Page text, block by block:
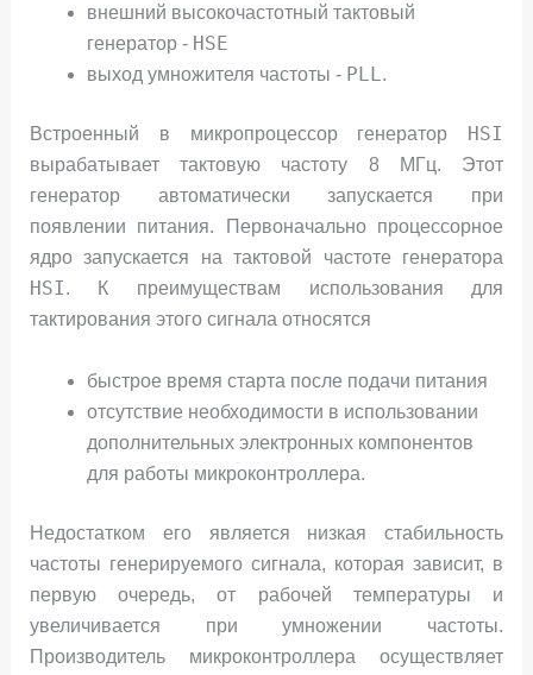
внешний высокочастотный тактовый
генератор - HSE
выход умножителя частоты - PLL.
Встроенный в микропроцессор генератор HSI
вырабатывает тактовую частоту 8 МГц. Этот
генератор автоматически запускается при
появлении питания. Первоначально процессорное
ядро запускается на тактовой частоте генератора
HSI. К преимуществам использования для
тактирования этого сигнала относятся
быстрое время старта после подачи питания
отсутствие необходимости в использовании
дополнительных электронных компонентов
для работы микроконтроллера.
Недостатком его является низкая стабильность
частоты генерируемого сигнала, которая зависит, в
первую очередь, от рабочей температуры и
увеличивается при умножении частоты.
Производитель микроконтроллера осуществляет